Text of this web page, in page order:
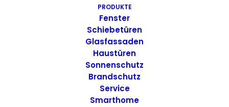
PRODUKTE
Fenster
Schiebetüren
Glasfassaden
Haustüren
Sonnenschutz
Brandschutz
Service
Smarthome
Wir suchen Dich!
Dallwig bietet
Perspektive